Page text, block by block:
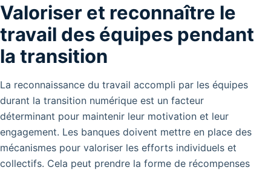
Valoriser et reconnaître le
travail des équipes pendant
la transition
La reconnaissance du travail accompli par les équipes
durant la transition numérique est un facteur
déterminant pour maintenir leur motivation et leur
engagement. Les banques doivent mettre en place des
mécanismes pour valoriser les efforts individuels et
collectifs. Cela peut prendre la forme de récompenses